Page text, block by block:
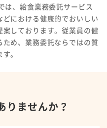
は、給食業務委託サービス
における健康的でおいしい
案しております。従業員の健
め、業務委託ならではの質
。
りませんか？